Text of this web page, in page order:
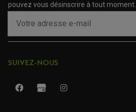
pouvez vous désinscrire à tout moment.
SUIVEZ-NOUS